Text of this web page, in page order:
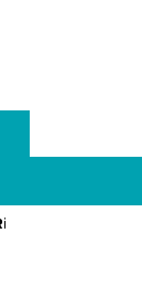
Press